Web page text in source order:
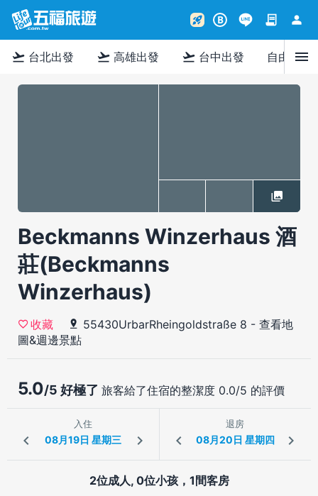
rocket_launch B contract person
flight_takeoff 台北出發 flight_takeoff 高雄出發 flight_takeoff 台中出發 自由行menu
Beckmanns Winzerhaus 酒
莊(Beckmanns
Winzerhaus)
收藏 55430UrbarRheingoldstraße 8 - 查看地
圖&週邊景點
5.0/5 好極了 旅客給了住宿的整潔度 0.0/5 的評價
入住 退房
2位成人, 0位小孩，1間客房